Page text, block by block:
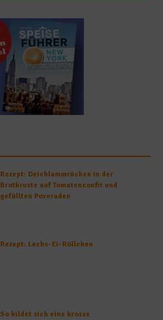
Rezept: Deichlammrücken in der
Brotkruste auf Tomatenconfit und
gefüllten Poveraden
Rezept: Lachs-Ei-Röllchen
So bildet sich eine krosse